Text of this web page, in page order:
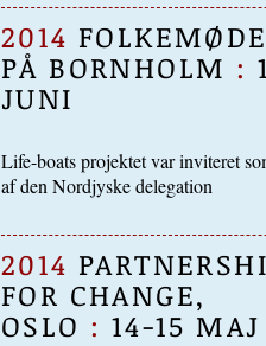
2014 FOLKEMØDET
PÅ BORNHOLM :
JUNI
Life-boats projektet var inviteret
af den Nordjyske delegation
2014
FOR CHANGE,
OSLO : 14-15 MAJ